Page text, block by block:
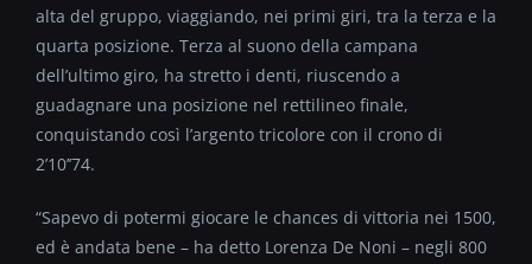
alta del gruppo, viaggiando, nei primi giri, tra la terza e la
quarta posizione. Terza al suono della campana
dell’ultimo giro, ha stretto i denti, riuscendo a
guadagnare una posizione nel rettilineo finale,
conquistando così l’argento tricolore con il crono di
2’10’’74.
“Sapevo di potermi giocare le chances di vittoria nei 1500,
ed è andata bene – ha detto Lorenza De Noni – negli 800